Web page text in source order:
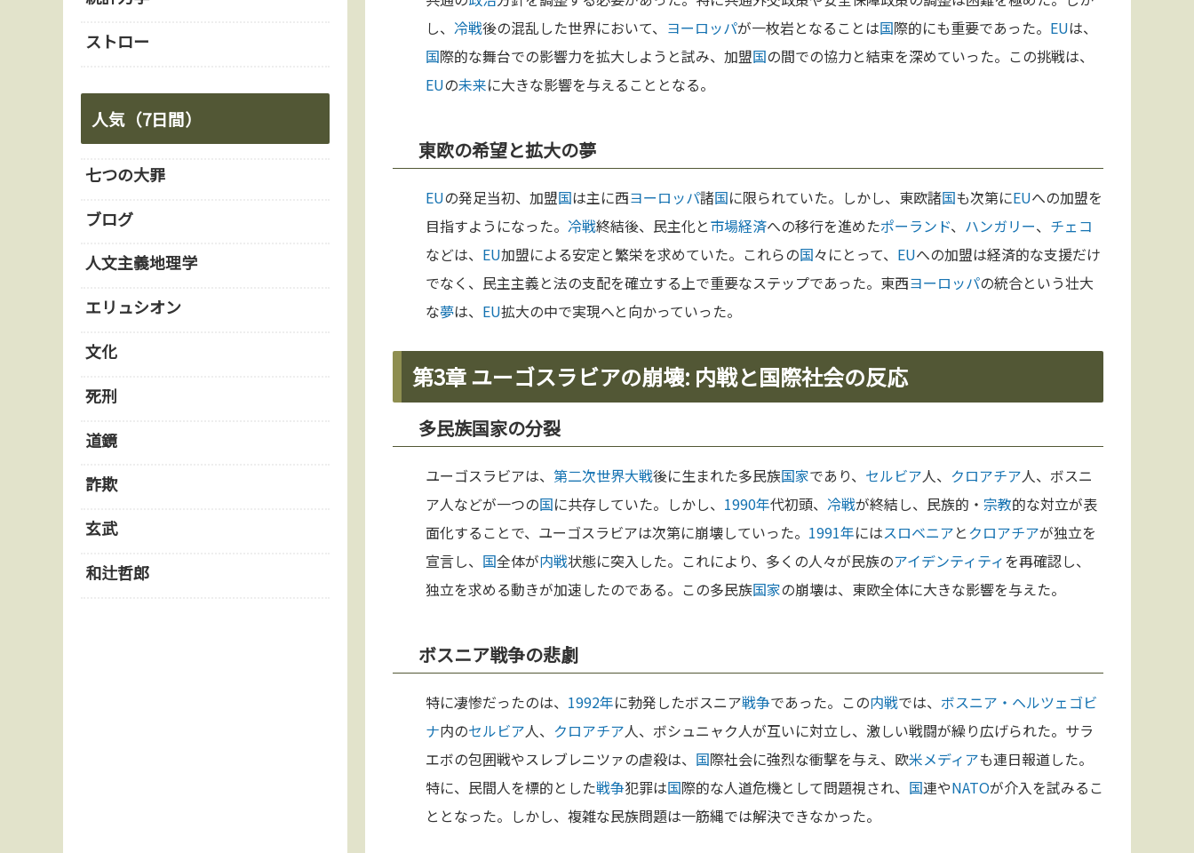
し、 冷戦後の混乱した世界において、 ヨーロッパが一枚岩となることは国際的にも重要であった。 EUは、
国際的な舞台での影響力を拡大しようと試み、加盟国の間での協力と結束を深めていった。この挑戦は、
EUの未来に大きな影響を与えることとなる。
東欧の希望と拡大の夢
EUの発足当初、加盟国は主に西ヨーロッパ諸国に限られていた。しかし、東欧諸国も次第にEUへの加盟を
目指すようになった。 冷戦終結後、民主化と市場経済への移行を進めたポーランド、 ハンガリー、 チェコ
などは、 EU加盟による安定と繁栄を求めていた。これらの国々にとって、 EUへの加盟は経済的な支援だけ
でなく、民主主義と法の支配を確立する上で重要なステップであった。東西ヨーロッパの統合という壮大
な夢は、 EU拡大の中で実現へと向かっていった。
第3章 ユーゴスラビアの崩壊: 内戦と国際社会の反応
多民族国家の分裂
ユーゴスラビアは、 第二次世界大戦後に生まれた多民族国家であり、 セルビア人、 クロアチア人、ボスニ
ア人などが一つの国に共存していた。しかし、 1990年代初頭、 冷戦が終結し、民族的・ 宗教的な対立が表
面化することで、ユーゴスラビアは次第に崩壊していった。 1991年にはスロベニアとクロアチアが独立を
宣言し、 国全体が内戦状態に突入した。これにより、多くの人々が民族のアイデンティティを再確認し、
独立を求める動きが加速したのである。この多民族国家の崩壊は、東欧全体に大きな影響を与えた。
ボスニア戦争の悲劇
特に凄惨だったのは、 1992年に勃発したボスニア戦争であった。この内戦では、 ボスニア・ヘルツェゴビ
ナ内のセルビア人、 クロアチア人、ボシュニャク人が互いに対立し、激しい戦闘が繰り広げられた。サラ
エボの包囲戦やスレブレニツァの虐殺は、 国際社会に強烈な衝撃を与え、欧米メディアも連日報道した。
特に、民間人を標的とした戦争犯罪は国際的な人道危機として問題視され、 国連やNATOが介入を試みるこ
ととなった。しかし、複雑な民族問題は一筋縄では解決できなかった。
ストロー
人気（7日間）
七つの大罪
ブログ
人文主義地理学
エリュシオン
文化
死刑
道鏡
詐欺
玄武
和辻哲郎